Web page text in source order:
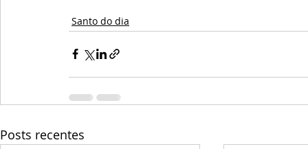
Santo do dia
Posts recentes